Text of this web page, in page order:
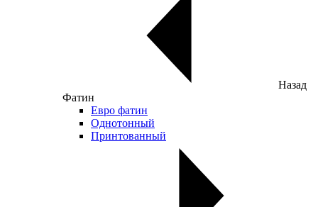
Назад
Фатин
Евро фатин
Однотонный
Принтованный